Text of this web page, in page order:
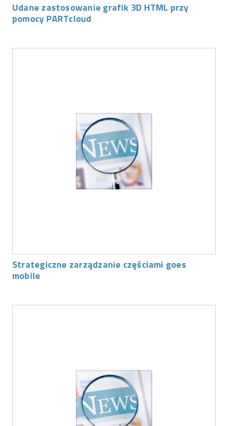
Udane zastosowanie grafik 3D HTML przy
pomocy PARTcloud
Strategiczne zarządzanie częściami goes
mobile